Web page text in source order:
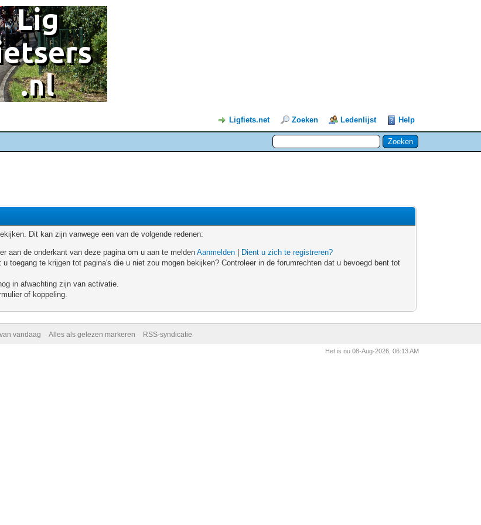
Ligfiets.net Zoeken Ledenlijst Help
Dit kan zijn vanwege een van de volgende redenen:
aan de onderkant van deze pagina om u aan te meldenAanmelden
Dient u zich te registreren?
toegang te krijgen tot pagina's die u niet zou mogen bekijken? Controleer in de forumrechten dat u bevoegd bent tot
in afwachting zijn van activatie.
of koppeling.
vandaag Alles als gelezen markeren RSS-syndicatie
Het is nu 08-Aug-2026, 06:13 AM